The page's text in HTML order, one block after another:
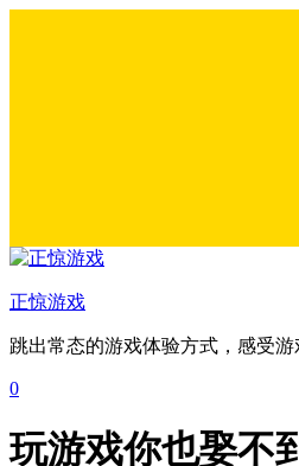
正惊游戏
跳出常态的游戏体验方式，感受游
0
玩游戏你也娶不